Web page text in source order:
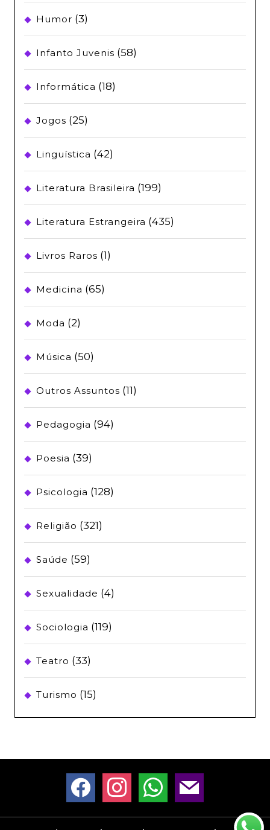
Humor (3)
Infanto Juvenis (58)
Informática (18)
Jogos (25)
Linguística (42)
Literatura Brasileira (199)
Literatura Estrangeira (435)
Livros Raros (1)
Medicina (65)
Moda (2)
Música (50)
Outros Assuntos (11)
Pedagogia (94)
Poesia (39)
Psicologia (128)
Religião (321)
Saúde (59)
Sexualidade (4)
Sociologia (119)
Teatro (33)
Turismo (15)
facebookinstagramwhatsappmail